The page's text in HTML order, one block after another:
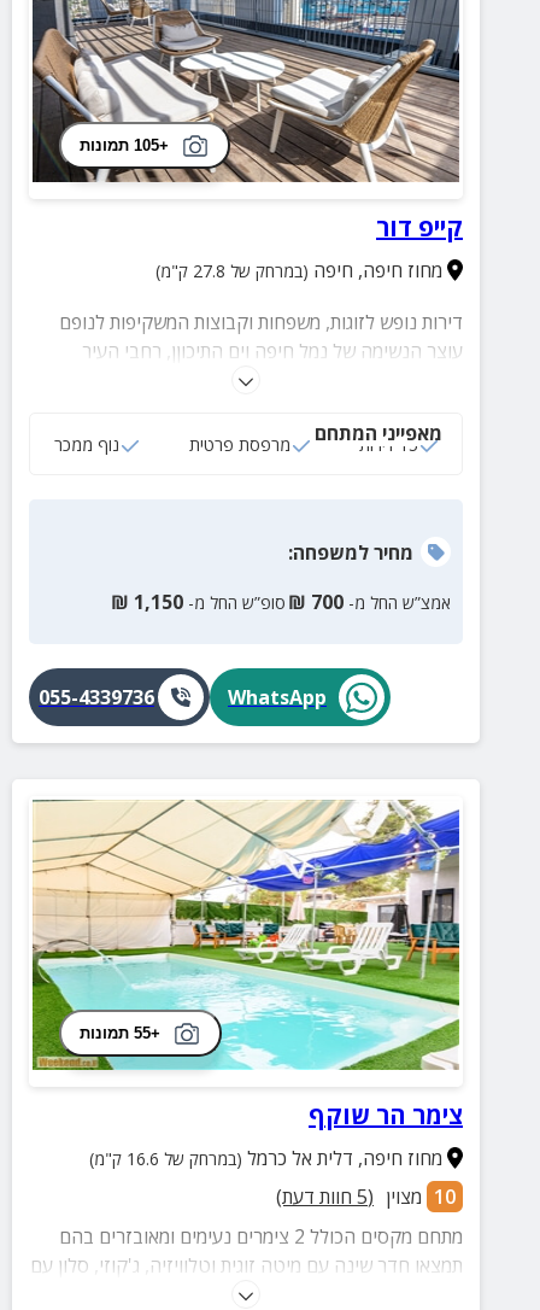
+105 תמונות
קייפ דור
מחוז חיפה, חיפה (במרחק של 27.8 ק"מ)
דירות נופש לזוגות, משפחות וקבוצות המשקיפות לנופם
עוצר הנשימה של נמל חיפה וים התיכוןן, רחבי העיר
והסביבה. בכל דירה תוכלו ליהנות ממרפסת פרטית, סלון
פינוקים.
מאפייני המתחם
15 דירות מרפסת פרטית נוף ממכר
מחירלמשפחה:
אמצ”ש החל מ- 700
₪ סופ”ש החל מ- 1,150
₪
WhatsApp
055-4339736
+55 תמונות
צימר הר שוקף
מחוז חיפה, דלית אל כרמל (במרחק של 16.6 ק"מ)
10 מצוין (
5 חוות דעת)
מתחם מקסים הכולל 2 צימרים נעימים ומאובזרים בהם
תמצאו חדר שינה עם מיטה זוגית וטלוויזיה, ג'קוזי, סלון עם
ספה נפתחת וטלוויזיה, מטבחון וחדר רחצה מוקפד.